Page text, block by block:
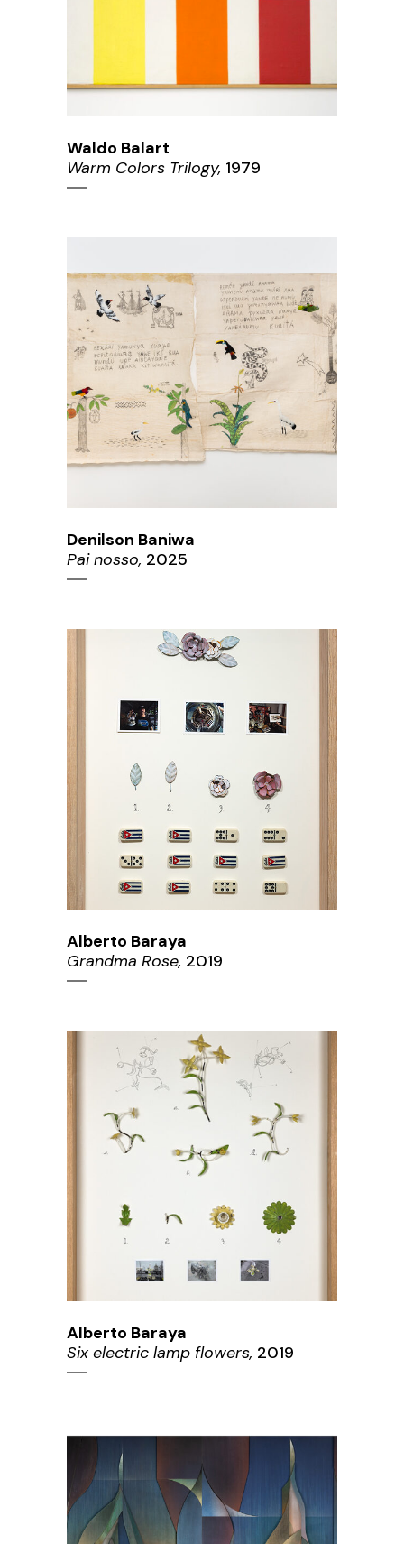
Waldo Balart
Warm Colors Trilogy, 1979
Denilson Baniwa
Pai nosso, 2025
Alberto Baraya
Grandma Rose, 2019
Alberto Baraya
Six electric lamp flowers, 2019